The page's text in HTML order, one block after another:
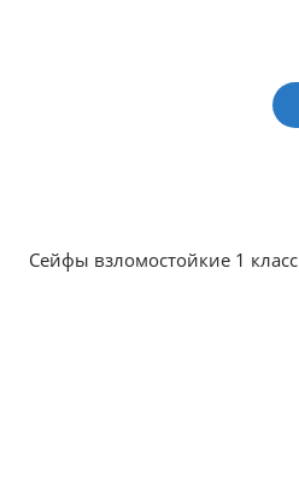
Сейфы взломостойкие 1 класс